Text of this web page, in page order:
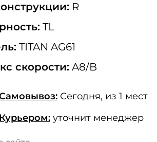
R
TL
TITAN AG61
скорости: A8/B
Сегодня, из 1 мест
Курьером:уточнит менеджер